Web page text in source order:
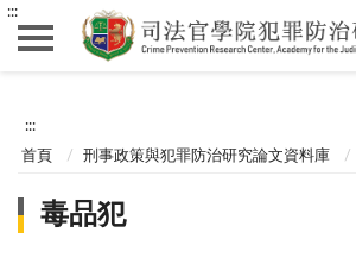
:::
:::
首頁 刑事政策與犯罪防治研究論文資料庫
毒品犯